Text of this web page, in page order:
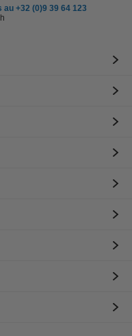
au +32 (0)9 39 64 123